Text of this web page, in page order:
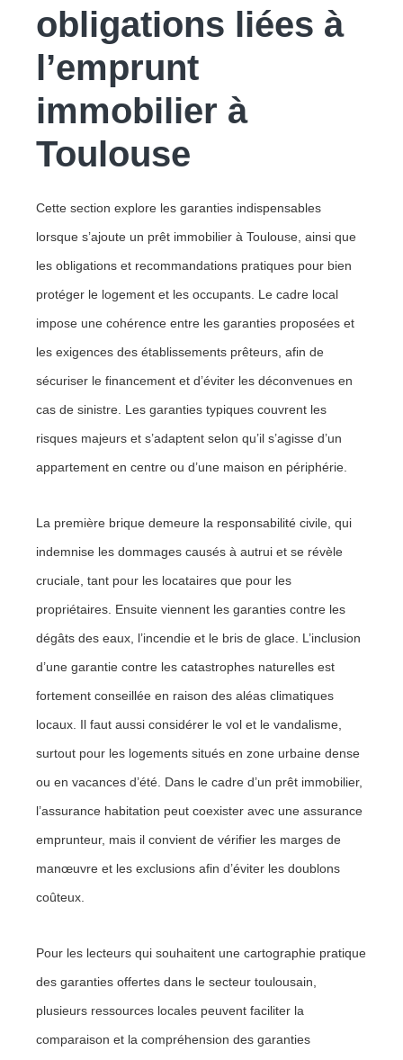
obligations liées à
l’emprunt
immobilier à
Toulouse
Cette section explore les garanties indispensables
lorsque s’ajoute un prêt immobilier à Toulouse, ainsi que
les obligations et recommandations pratiques pour bien
protéger le logement et les occupants. Le cadre local
impose une cohérence entre les garanties proposées et
les exigences des établissements prêteurs, afin de
sécuriser le financement et d’éviter les déconvenues en
cas de sinistre. Les garanties typiques couvrent les
risques majeurs et s’adaptent selon qu’il s’agisse d’un
appartement en centre ou d’une maison en périphérie.
La première brique demeure la responsabilité civile, qui
indemnise les dommages causés à autrui et se révèle
cruciale, tant pour les locataires que pour les
propriétaires. Ensuite viennent les garanties contre les
dégâts des eaux, l’incendie et le bris de glace. L’inclusion
d’une garantie contre les catastrophes naturelles est
fortement conseillée en raison des aléas climatiques
locaux. Il faut aussi considérer le vol et le vandalisme,
surtout pour les logements situés en zone urbaine dense
ou en vacances d’été. Dans le cadre d’un prêt immobilier,
l’assurance habitation peut coexister avec une assurance
emprunteur, mais il convient de vérifier les marges de
manœuvre et les exclusions afin d’éviter les doublons
coûteux.
Pour les lecteurs qui souhaitent une cartographie pratique
des garanties offertes dans le secteur toulousain,
plusieurs ressources locales peuvent faciliter la
comparaison et la compréhension des garanties